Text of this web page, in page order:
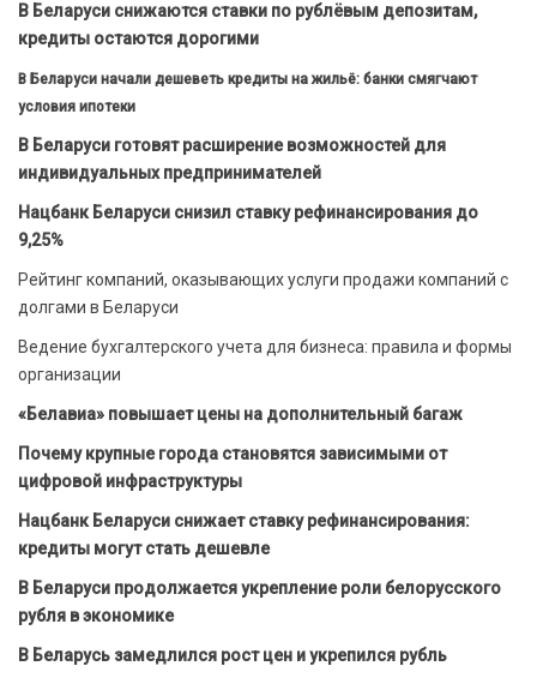
В Беларуси снижаются ставки по рублёвым депозитам,
кредиты остаются дорогими
В Беларуси начали дешеветь кредиты на жильё: банки смягчают
условия ипотеки
В Беларуси готовят расширение возможностей для
индивидуальных предпринимателей
Нацбанк Беларуси снизил ставку рефинансирования до
9,25%
Рейтинг компаний, оказывающих услуги продажи компаний с
долгами в Беларуси
Ведение бухгалтерского учета для бизнеса: правила и формы
организации
«Белавиа» повышает цены на дополнительный багаж
Почему крупные города становятся зависимыми от
цифровой инфраструктуры
Нацбанк Беларуси снижает ставку рефинансирования:
кредиты могут стать дешевле
В Беларуси продолжается укрепление роли белорусского
рубля в экономике
В Беларусь замедлился рост цен и укрепился рубль